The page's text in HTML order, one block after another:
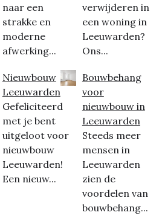
naar een
strakke en
moderne
afwerking...
Nieuwbouw
Leeuwarden
Gefeliciteerd
met je bent
uitgeloot voor
nieuwbouw
Leeuwarden!
Een nieuw...
verwijderen in
een woning in
Leeuwarden?
Ons...
Bouwbehang
voor
nieuwbouw in
Leeuwarden
Steeds meer
mensen in
Leeuwarden
zien de
voordelen van
bouwbehang...